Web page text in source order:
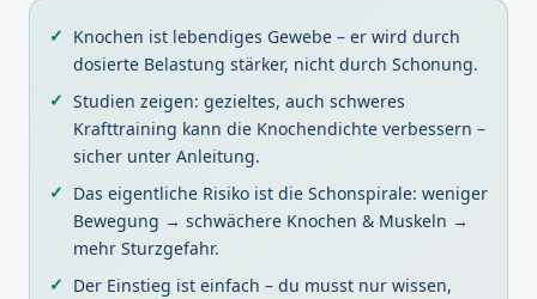
Knochen ist lebendiges Gewebe – er wird durch
dosierte Belastung stärker, nicht durch Schonung.
Studien zeigen: gezieltes, auch schweres
Krafttraining kann die Knochendichte verbessern –
sicher unter Anleitung.
Das eigentliche Risiko ist die Schonspirale: weniger
Bewegung → schwächere Knochen & Muskeln →
mehr Sturzgefahr.
Der Einstieg ist einfach – du musst nur wissen,